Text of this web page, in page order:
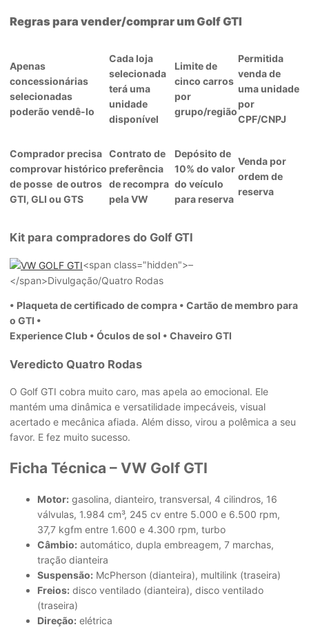
Regras para vender/comprar um Golf GTI
Apenas
concessionárias
selecionadas
poderão vendê-lo
Cada loja
selecionada
terá uma
unidade
disponível
Limite de
cinco carros
por
grupo/região
Permitida
venda de
uma unidade
por
CPF/CNPJ
Comprador precisa
comprovar histórico
de posse de outros
GTI, GLI ou GTS
Contrato de
preferência
de recompra
pela VW
Depósito de
10% do valor
do veículo
para reserva
Venda por
ordem de
reserva
Kit para compradores do Golf GTI
<span class="hidden">–
</span>Divulgação/Quatro Rodas
• Plaqueta de certificado de compra • Cartão de membro para
o GTI •
Experience Club • Óculos de sol • Chaveiro GTI
Veredicto Quatro Rodas
O Golf GTI cobra muito caro, mas apela ao emocional. Ele
mantém uma dinâmica e versatilidade impecáveis, visual
acertado e mecânica afiada. Além disso, virou a polêmica a seu
favor. E fez muito sucesso.
Ficha Técnica – VW Golf GTI
Motor: gasolina, dianteiro, transversal, 4 cilindros, 16
válvulas, 1.984 cm³, 245 cv entre 5.000 e 6.500 rpm,
37,7 kgfm entre 1.600 e 4.300 rpm, turbo
Câmbio: automático, dupla embreagem, 7 marchas,
tração dianteira
Suspensão: McPherson (dianteira), multilink (traseira)
Freios: disco ventilado (dianteira), disco ventilado
(traseira)
Direção: elétrica